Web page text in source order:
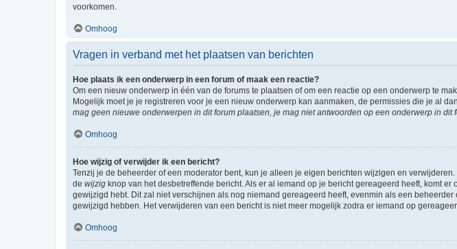
voorkomen.
Omhoog
Vragen in verband met het plaatsen van berichten
Hoe plaats ik een onderwerp in een forum of maak een reactie?
Om een nieuw onderwerp in één van de forums te plaatsen of om een reactie op een onderwerp te
Mogelijk moet je je registreren voor je een nieuw onderwerp kan aanmaken, de permissies die je al
mag geen nieuwe onderwerpen in dit forum plaatsen, je mag niet antwoorden op een onderwerp in dit
Omhoog
Hoe wijzig of verwijder ik een bericht?
Tenzij je de beheerder of een moderator bent, kun je alleen je eigen berichten wijzigen en
de wijzig knop van het desbetreffende bericht. Als er al iemand op je bericht gereageerd heeft, komt
gewijzigd hebt. Dit zal niet verschijnen als nog niemand gereageerd heeft, evenmin als een
gewijzigd hebben. Het verwijderen van een bericht is niet meer mogelijk zodra er iemand op
Omhoog